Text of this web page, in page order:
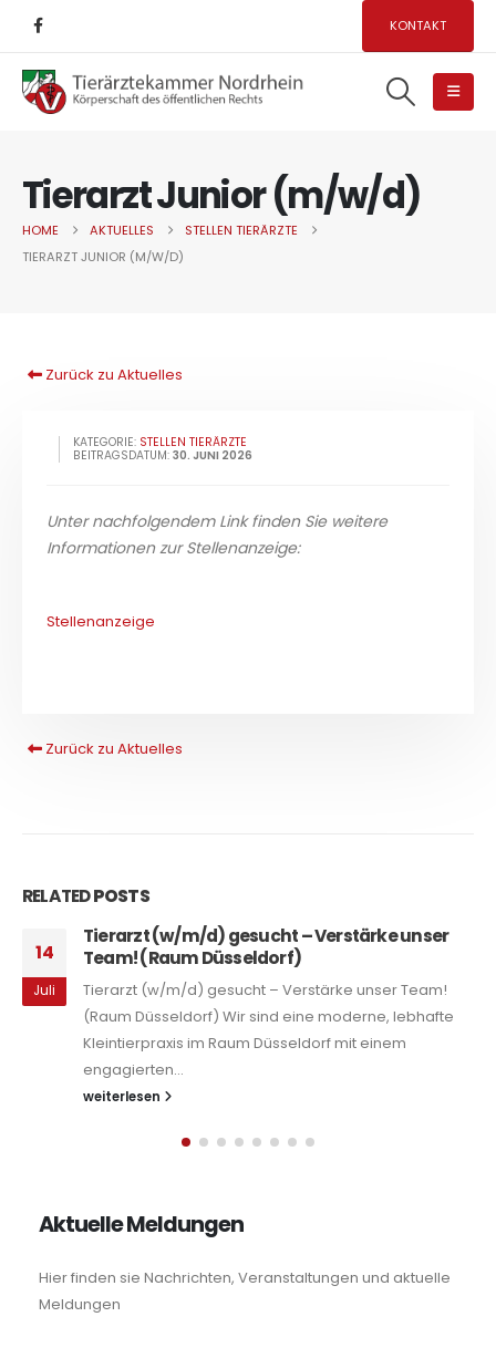
KONTAKT
Tierarzt Junior (m/w/d)
HOME AKTUELLES
STELLEN TIERÄRZTE
TIERARZT JUNIOR (M/W/D)
Zurück zu Aktuelles
KATEGORIE: STELLEN TIERÄRZTE
BEITRAGSDATUM: 30. JUNI 2026
Unter nachfolgendem Link finden Sie weitere
Informationen zur Stellenanzeige:
Stellenanzeige
Zurück zu Aktuelles
RELATEDPOSTS
14
Juli
Tierarzt (w/m/d) gesucht – Verstärke unser
Team! (Raum Düsseldorf)
Tierarzt (w/m/d) gesucht – Verstärke unser Team!
(Raum Düsseldorf) Wir sind eine moderne, lebhafte
Kleintierpraxis im Raum Düsseldorf mit einem
engagierten...
weiterlesen
Aktuelle Meldungen
Hier finden sie Nachrichten, Veranstaltungen und aktuelle
Meldungen